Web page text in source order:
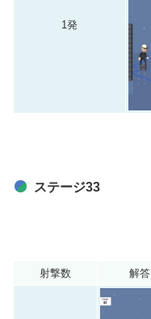
1発
ステージ33
射撃数 解答